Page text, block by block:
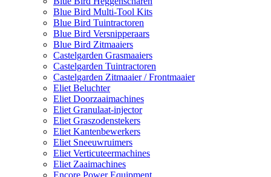
Blue Bird Multi-Tool Kits
Blue Bird Tuintractoren
Blue Bird Versnipperaars
Blue Bird Zitmaaiers
Castelgarden Grasmaaiers
Castelgarden Tuintractoren
Castelgarden Zitmaaier / Frontmaaier
Eliet Beluchter
Eliet Doorzaaimachines
Eliet Granulaat-injector
Eliet Graszodenstekers
Eliet Kantenbewerkers
Eliet Sneeuwruimers
Eliet Verticuteermachines
Eliet Zaaimachines
Encore Power Equipment